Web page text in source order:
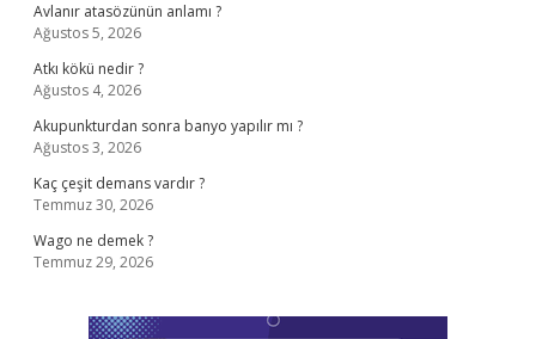
Avlanır atasözünün anlamı ?
Ağustos 5, 2026
Atkı kökü nedir ?
Ağustos 4, 2026
Akupunkturdan sonra banyo yapılır mı ?
Ağustos 3, 2026
Kaç çeşit demans vardır ?
Temmuz 30, 2026
Wago ne demek ?
Temmuz 29, 2026